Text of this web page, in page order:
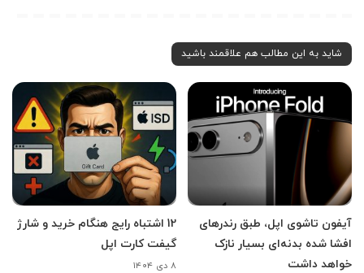
شاید به این مطالب هم علاقمند باشید
آیفون تاشوی اپل، طبق رندرهای
افشا شده بدنه‌ای بسیار نازک
خواهد داشت
12 اشتباه رایج هنگام خرید و شارژ
گیفت کارت اپل
۸ دی ۱۴۰۴